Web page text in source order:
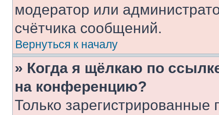
модератор или
счётчика сообщений.
Вернуться к началу
» Когда я щёлкаю по
на конференцию?
Только зарегистрированные